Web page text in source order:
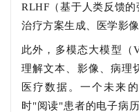
RLHF（基于人类反馈的
治疗方案生成、医学影
此外，多模态大模型
理解文本、影像、病理
医疗数据。一个未来
时"阅读"患者的电子病